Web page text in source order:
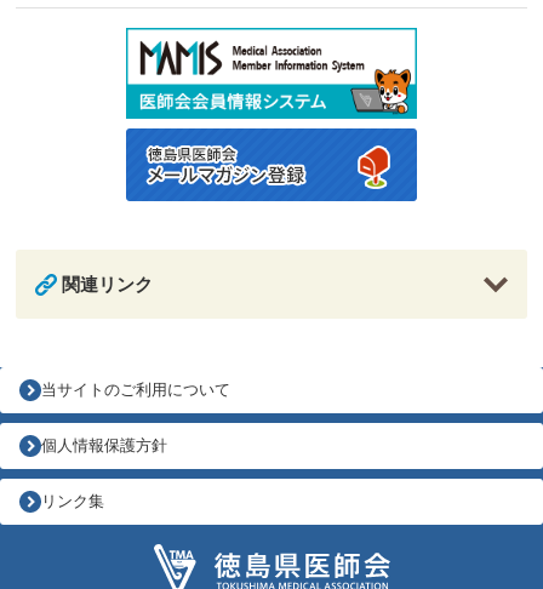
関連リンク
当サイトのご利用について
個人情報保護方針
リンク集